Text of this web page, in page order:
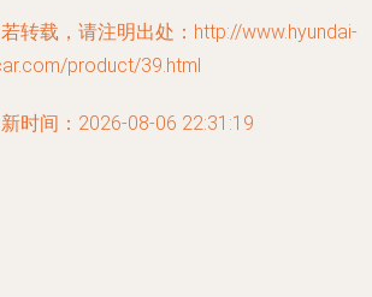
转载，请注明出处：http://www.hyundai-
product/39.html
时间：2026-08-06 22:31:19